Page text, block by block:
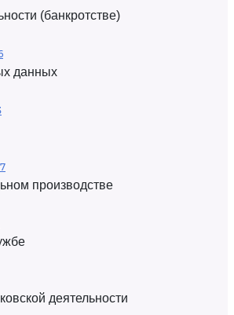
(банкротстве)
данных
производстве
деятельности